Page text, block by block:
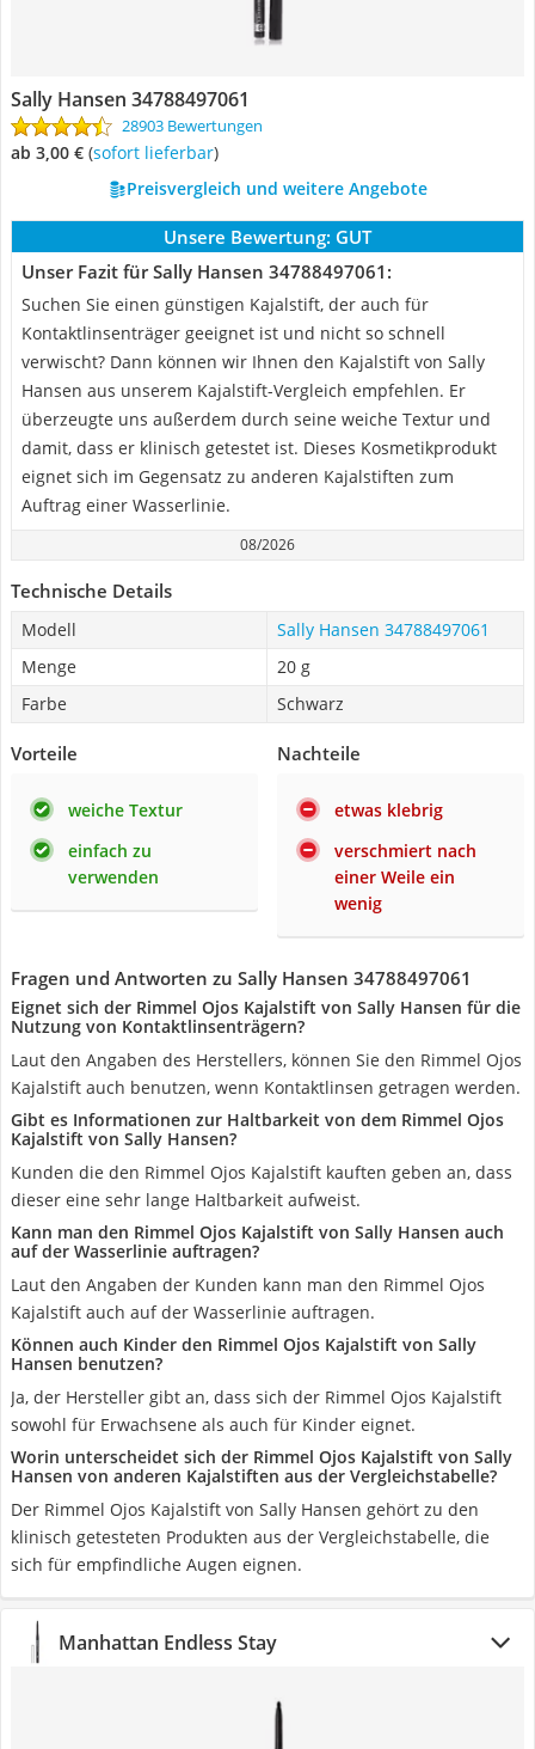
Sally Hansen 34788497061
28903 Bewertungen
ab 3,00 € ( Sofort lieferbar)
Preisvergleich und weitere Angebote
Unsere Bewertung: GUT
Unser Fazit für Sally Hansen 34788497061:
Suchen Sie einen günstigen Kajalstift, der auch für
Kontaktlinsenträger geeignet ist und nicht so schnell
verwischt? Dann können wir Ihnen den Kajalstift von Sally
Hansen aus unserem Kajalstift-Vergleich empfehlen. Er
überzeugte uns außerdem durch seine weiche Textur und
damit, dass er klinisch getestet ist. Dieses Kosmetikprodukt
eignet sich im Gegensatz zu anderen Kajalstiften zum
Auftrag einer Wasserlinie.
08/2026
Technische Details
Modell
Sally Hansen 34788497061
Menge
20 g
Farbe
Schwarz
Vorteile
weiche Textur
einfach zu
verwenden
Nachteile
etwas klebrig
verschmiert nach
einer Weile ein
wenig
Fragen und Antworten zu Sally Hansen 34788497061
Eignet sich der Rimmel Ojos Kajalstift von Sally Hansen für die
Nutzung von Kontaktlinsenträgern?
Laut den Angaben des Herstellers, können Sie den Rimmel Ojos
Kajalstift auch benutzen, wenn Kontaktlinsen getragen werden.
Gibt es Informationen zur Haltbarkeit von dem Rimmel Ojos
Kajalstift von Sally Hansen?
Kunden die den Rimmel Ojos Kajalstift kauften geben an, dass
dieser eine sehr lange Haltbarkeit aufweist.
Kann man den Rimmel Ojos Kajalstift von Sally Hansen auch
auf der Wasserlinie auftragen?
Laut den Angaben der Kunden kann man den Rimmel Ojos
Kajalstift auch auf der Wasserlinie auftragen.
Können auch Kinder den Rimmel Ojos Kajalstift von Sally
Hansen benutzen?
Ja, der Hersteller gibt an, dass sich der Rimmel Ojos Kajalstift
sowohl für Erwachsene als auch für Kinder eignet.
Worin unterscheidet sich der Rimmel Ojos Kajalstift von Sally
Hansen von anderen Kajalstiften aus der Vergleichstabelle?
Der Rimmel Ojos Kajalstift von Sally Hansen gehört zu den
klinisch getesteten Produkten aus der Vergleichstabelle, die
sich für empfindliche Augen eignen.
Manhattan Endless Stay